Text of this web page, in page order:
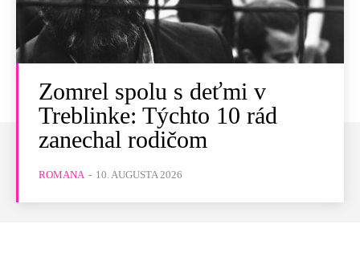
Zomrel spolu s deťmi v
Treblinke: Týchto 10 rád
zanechal rodičom
ROMANA - 10. AUGUSTA 2026